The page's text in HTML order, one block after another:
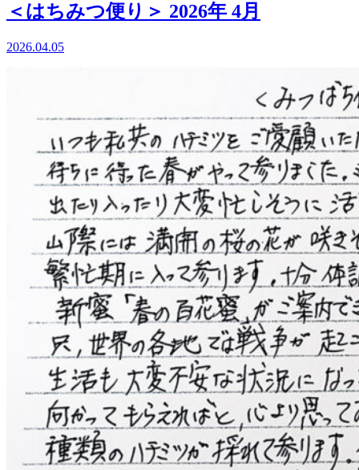
＜はちみつ便り＞ 2026年 4月
2026.04.05